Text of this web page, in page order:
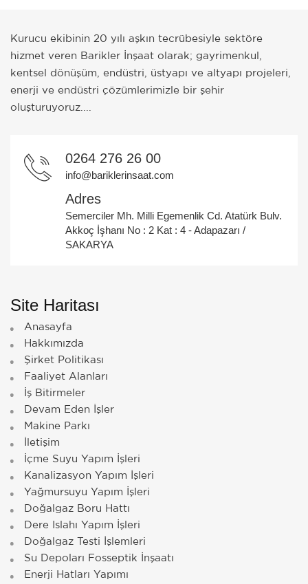
Kurucu ekibinin 20 yılı aşkın tecrübesiyle sektöre
hizmet veren Barikler İnşaat olarak; gayrimenkul,
kentsel dönüşüm, endüstri, üstyapı ve altyapı projeleri,
enerji ve endüstri çözümlerimizle bir şehir
oluşturuyoruz....
0264 276 26 00
info@bariklerinsaat.com
Adres
Semerciler Mh. Milli Egemenlik Cd. Atatürk Bulv.
Akkoç İşhanı No : 2 Kat : 4 - Adapazarı /
SAKARYA
Site Haritası
Anasayfa
Hakkımızda
Şirket Politikası
Faaliyet Alanları
İş Bitirmeler
Devam Eden İşler
Makine Parkı
İletişim
İçme Suyu Yapım İşleri
Kanalizasyon Yapım İşleri
Yağmursuyu Yapım İşleri
Doğalgaz Boru Hattı
Dere Islahı Yapım İşleri
Doğalgaz Testi İşlemleri
Su Depoları Fosseptik İnşaatı
Enerji Hatları Yapımı